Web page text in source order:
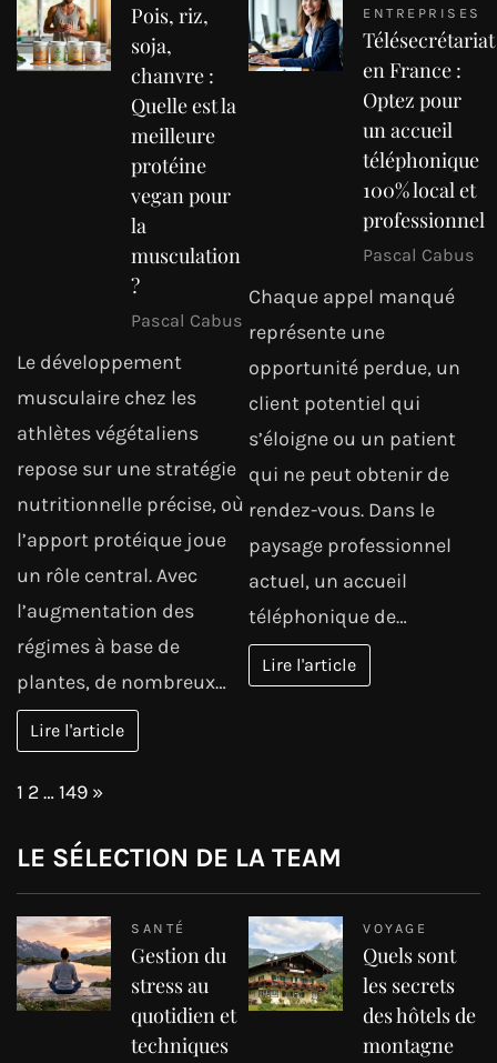
Pois, riz,
soja,
chanvre :
Quelle est la
meilleure
protéine
vegan pour
la
musculation
?
Pascal Cabus
Le développement
musculaire chez les
athlètes végétaliens
repose sur une stratégie
nutritionnelle précise, où
l’apport protéique joue
un rôle central. Avec
l’augmentation des
régimes à base de
plantes, de nombreux…
Lire l'article
ENTREPRISES
Télésecrétariat
en France :
Optez pour
un accueil
téléphonique
100% local et
professionnel
Pascal Cabus
Chaque appel manqué
représente une
opportunité perdue, un
client potentiel qui
s’éloigne ou un patient
qui ne peut obtenir de
rendez-vous. Dans le
paysage professionnel
actuel, un accueil
téléphonique de…
Lire l'article
Page:
1 2…149 Next
»
LE SÉLECTION DE LA TEAM
SANTÉ
Gestion du
stress au
quotidien et
techniques
VOYAGE
Quels sont
les secrets
des hôtels de
montagne